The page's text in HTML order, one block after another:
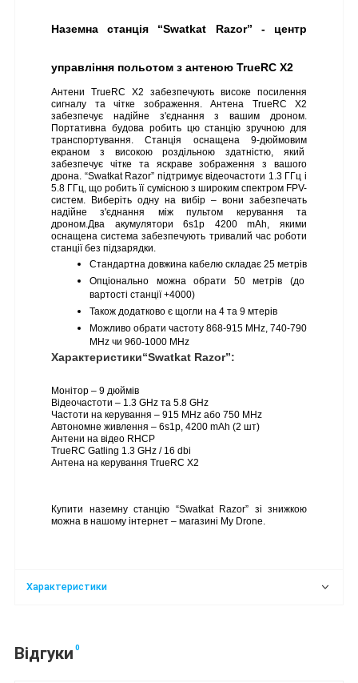
Наземна станція “Swatkat Razor” - центр
управління польотом з антеною TrueRC X2
Антени TrueRC X2 забезпечують високе посилення
сигналу та чітке зображення. Антена TrueRC X2
забезпечує надійне з'єднання з вашим дроном.
Портативна будова робить цю станцію зручною для
транспортування. Станція оснащена 9-дюймовим
екраном з високою роздільною здатністю, який
забезпечує чітке та яскраве зображення з вашого
дрона. “Swatkat Razor” підтримує відеочастоти 1.3 ГГц і
5.8 ГГц, що робить її сумісною з широким спектром FPV-
систем. Виберіть одну на вибір – вони забезпечать
надійне з'єднання між пультом керування та
дроном.Два акумулятори 6s1p 4200 mAh, якими
оснащена система забезпечують тривалий час роботи
станції без підзарядки.
Стандартна довжина кабелю складає 25 метрів
Опціонально можна обрати 50 метрів (до
вартості станції +4000)
Також додатково є щогли на 4 та 9 мтерів
Можливо обрати частоту 868-915 MHz, 740-790
MHz чи 960-1000 MHz
Характеристики“Swatkat Razor”:
Монітор – 9 дюймів
Відеочастоти – 1.3 GHz та 5.8 GHz
Частоти на керування – 915 MHz або 750 MHz
Автономне живлення – 6s1p, 4200 mAh (2 шт)
Антени на відео RHCP
TrueRC Gatling 1.3 GHz / 16 dbi
Антена на керування TrueRC X2
Купити наземну станцію “Swatkat Razor” зі знижкою
можна в нашому інтернет – магазині My Drone.
Характеристики
Відгуки 0